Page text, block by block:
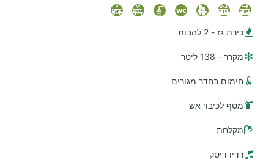
כירת גז - 2 להבות
מקרר - 138 ליטר
חימום בחדר מגורים
מטף לכיבוי אש
מקלחת
רדיו דיסק